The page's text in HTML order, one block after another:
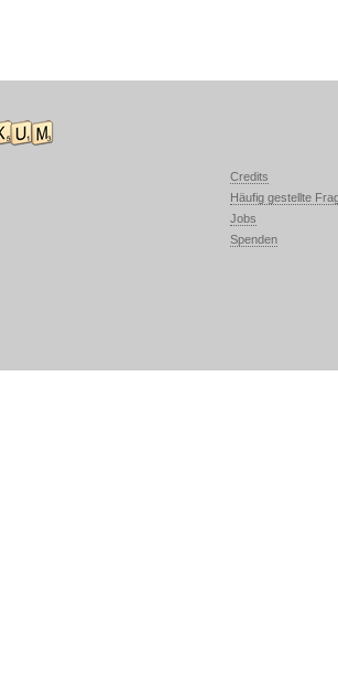
Credits
Häufig gestellte
Jobs
Spenden